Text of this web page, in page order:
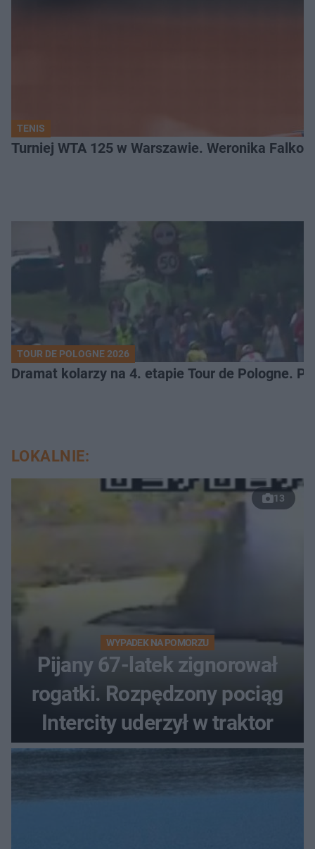
TENIS
Turniej WTA 125 w Warszawie. Weronika
TOUR DE POLOGNE 2026
Dramat kolarzy na 4. etapie Tour de Pologne.
LOKALNIE:
13
WYPADEK NA POMORZU
Pijany 67-latek zignorował
rogatki. Rozpędzony pociąg
Intercity uderzył w traktor